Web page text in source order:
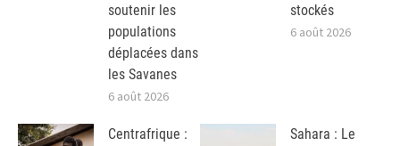
soutenir les
populations
déplacées dans
les Savanes
6 août 2026
stockés
6 août 2026
Centrafrique :
Sahara : Le